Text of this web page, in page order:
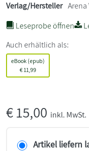
Verlag/Hersteller Arena
Leseprobe öffnen
Auch erhältlich als:
eBook (epub)
€11,99
€15,00 inkl. MwSt.
Artikel liefern